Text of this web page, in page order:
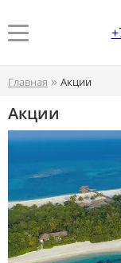
Главная » Акции
Акции